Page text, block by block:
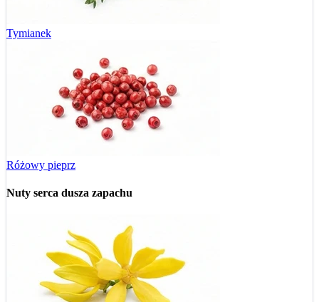
Tymianek
Różowy pieprz
Nuty serca dusza zapachu